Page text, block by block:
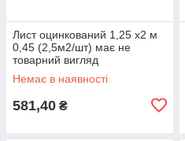
Лист оцинкований 1,25 х2 м
0,45 (2,5м2/шт) має не
товарний вигляд
Немає в наявності
581,40 ₴